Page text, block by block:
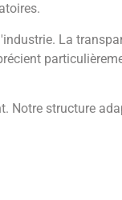
La
Notre structure